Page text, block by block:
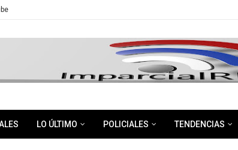
LO ÚLTIMO POLICIALES TENDENCIAS